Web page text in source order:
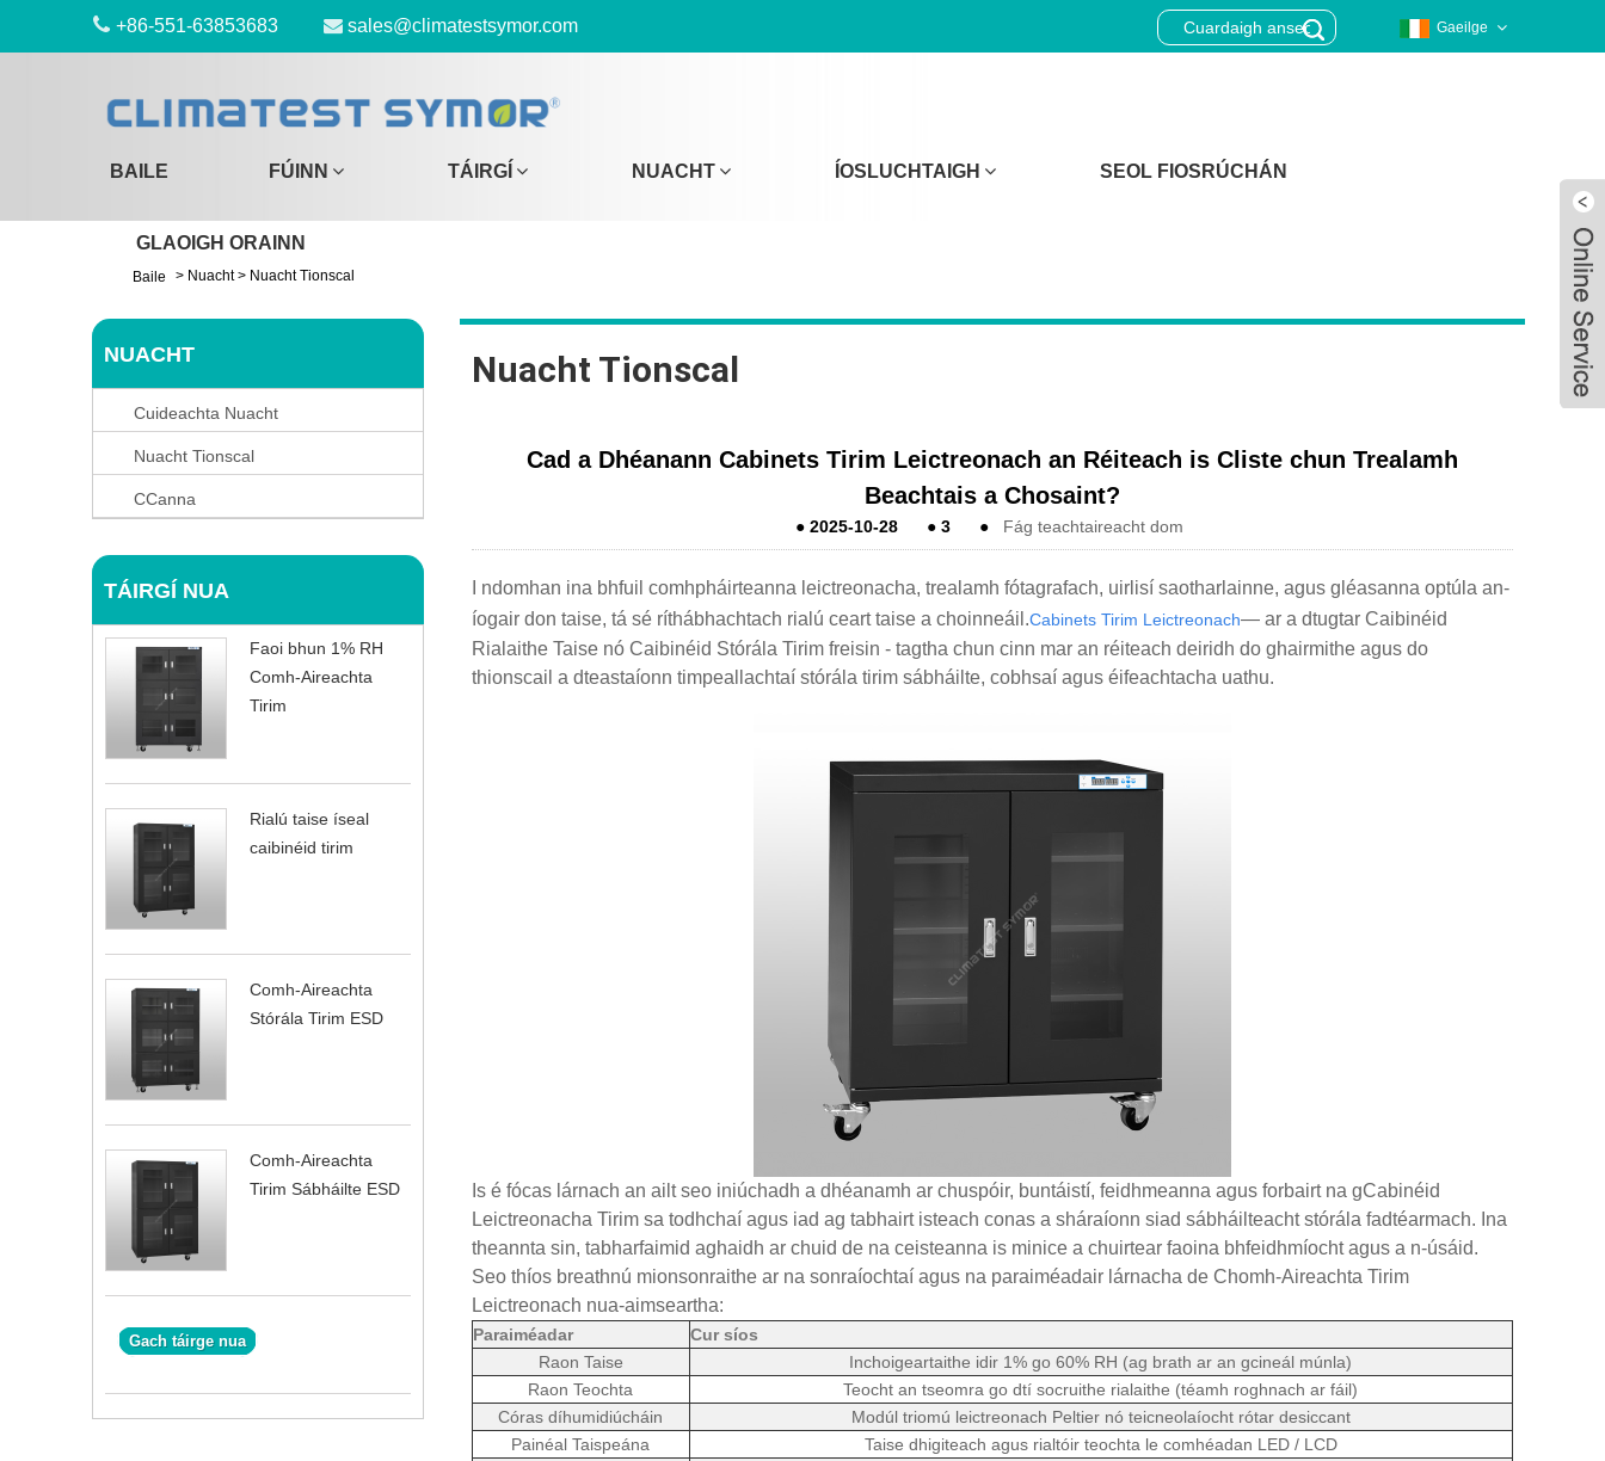
+86-551-63853683 sales@climatestsymor.com Gaeilge
BAILE FÚINN TÁIRGÍ NUACHT ÍOSLUCHTAIGH SEOL FIOSRÚCHÁN
GLAOIGH ORAINN
Baile > Nuacht > Nuacht Tionscal
NUACHT
Cuideachta Nuacht
Nuacht Tionscal
CCanna
TÁIRGÍ NUA
Faoi bhun 1% RH
Comh-Aireachta
Tirim
Rialú taise íseal
caibinéid tirim
Comh-Aireachta
Stórála Tirim ESD
Comh-Aireachta
Tirim Sábháilte ESD
Gach táirge nua
Nuacht Tionscal
Cad a Dhéanann Cabinets Tirim Leictreonach an Réiteach is Cliste chun Trealamh
Beachtais a Chosaint?
● 2025-10-28 ● 3 ● Fág teachtaireacht dom
I ndomhan ina bhfuil comhpháirteanna leictreonacha, trealamh fótagrafach, uirlisí saotharlainne, agus gléasanna optúla an-
íogair don taise, tá sé ríthábhachtach rialú ceart taise a choinneáil.Cabinets Tirim Leictreonach— ar a dtugtar Caibinéid
Rialaithe Taise nó Caibinéid Stórála Tirim freisin - tagtha chun cinn mar an réiteach deiridh do ghairmithe agus do
thionscail a dteastaíonn timpeallachtaí stórála tirim sábháilte, cobhsaí agus éifeachtacha uathu.
Is é fócas lárnach an ailt seo iniúchadh a dhéanamh ar chuspóir, buntáistí, feidhmeanna agus forbairt na gCabinéid
Leictreonacha Tirim sa todhchaí agus iad ag tabhairt isteach conas a sháraíonn siad sábháilteacht stórála fadtéarmach. Ina
theannta sin, tabharfaimid aghaidh ar chuid de na ceisteanna is minice a chuirtear faoina bhfeidhmíocht agus a n-úsáid.
Seo thíos breathnú mionsonraithe ar na sonraíochtaí agus na paraiméadair lárnacha de Chomh-Aireachta Tirim
Leictreonach nua-aimseartha:
Paraiméadar
Cur síos
Raon Taise
Inchoigeartaithe idir 1% go 60% RH (ag brath ar an gcineál múnla)
Raon Teochta
Teocht an tseomra go dtí socruithe rialaithe (téamh roghnach ar fáil)
Córas díhumidiúcháin
Modúl triomú leictreonach Peltier nó teicneolaíocht rótar desiccant
Painéal Taispeána
Taise dhigiteach agus rialtóir teochta le comhéadan LED / LCD